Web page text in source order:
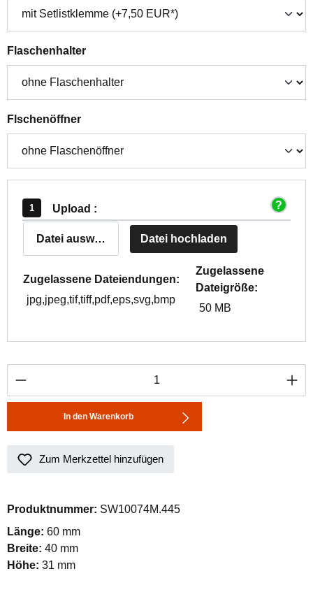
Flaschenhalterauswählen
Flschenöffnerauswählen
Upload :
Datei auswählen Datei hochladen
Zugelassene Dateiendungen:
jpg,jpeg,tif,tiff,pdf,eps,svg,bmp
Zugelassene
Dateigröße:
50 MB
Produkt Anzahl: Gib den gewünschten
In den Warenkorb
Zum Merkzettel hinzufügen
Produktnummer: SW10074M.445
Länge: 60 mm
Breite: 40 mm
Höhe: 31 mm